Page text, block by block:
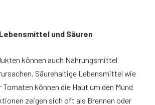
und Säuren
können auch Nahrungsmittel
Säurehaltige Lebensmittel wie
können die Haut um den Mund
zeigen sich oft als Brennen oder